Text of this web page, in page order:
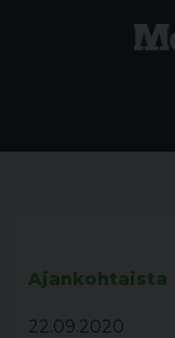
Ajankohtaista
22.09.2020